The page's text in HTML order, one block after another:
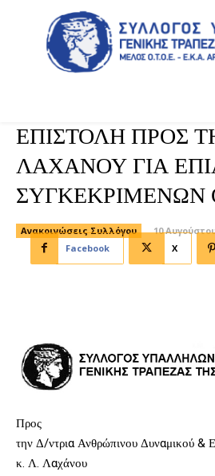
ΕΠΙΣΤΟΛΗ ΠΡΟΣ
ΛΑΧΑΝΟΥ ΓΙΑ
Ανακοινώσεις Συλλόγου
10
Facebook
X
Προς
την Δ/ντρια Ανθρώπινου Δυναμικού &
κ. Λ. Λαχάνου